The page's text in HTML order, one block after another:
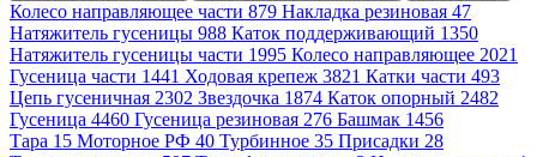
Колесо направляющее части 879 Накладка резиновая 47
Натяжитель гусеницы 988 Каток поддерживающий 1350
Натяжитель гусеницы части 1995 Колесо направляющее 2021
Гусеница части 1441 Ходовая крепеж 3821 Катки части 493
Цепь гусеничная 2302 Звездочка 1874 Каток опорный 2482
Гусеница 4460 Гусеница резиновая 276 Башмак 1456
Тара 15 Моторное РФ 40 Турбинное 35 Присадки 28